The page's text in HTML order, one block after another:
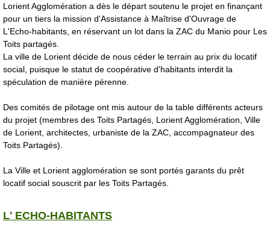
Lorient Agglomération a dès le départ soutenu le projet en finançant
pour un tiers la mission d'Assistance à Maîtrise d'Ouvrage de
L'Echo-habitants, en réservant un lot dans la ZAC du Manio pour Les
Toits partagés.
La ville de Lorient décide de nous céder le terrain au prix du locatif
social, puisque le statut de coopérative d'habitants interdit la
spéculation de manière pérenne.
Des comités de pilotage ont mis autour de la table différents acteurs
du projet (membres des Toits Partagés, Lorient Agglomération, Ville
de Lorient, architectes, urbaniste de la ZAC, accompagnateur des
Toits Partagés).
La Ville et Lorient agglomération se sont portés garants du prêt
locatif social souscrit par les Toits Partagés.
L' ECHO-HABITANTS